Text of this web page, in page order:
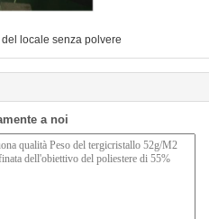
locale senza polvere
a noi